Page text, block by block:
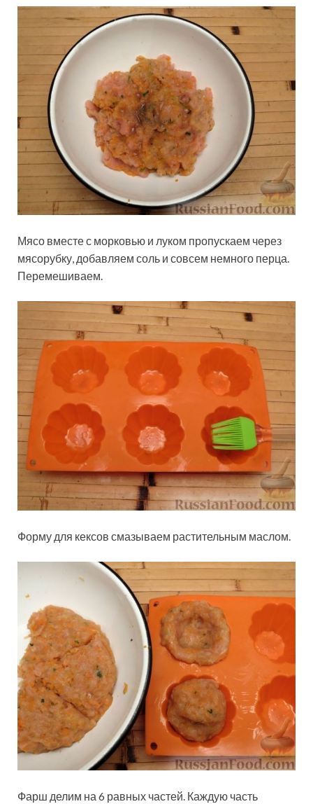
Мясо вместе с морковью и луком пропускаем через
мясорубку, добавляем соль и совсем немного перца.
Перемешиваем.
Форму для кексов смазываем растительным маслом.
Фарш делим на 6 равных частей. Каждую часть